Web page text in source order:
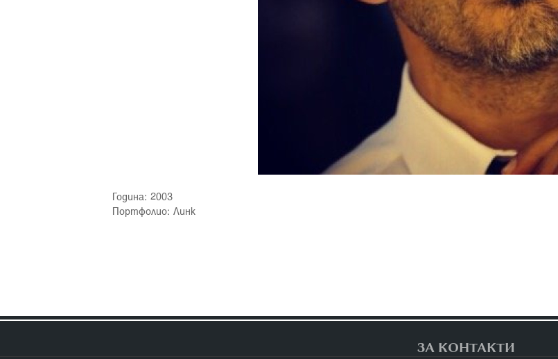
Година: 2003
Портфолио: Линк
ЗА КОНТАКТИ